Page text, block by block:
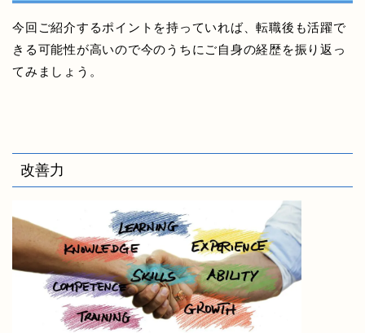
今回ご紹介するポイントを持っていれば、転職後も活躍で
きる可能性が高いので今のうちにご自身の経歴を振り返っ
てみましょう。
改善力